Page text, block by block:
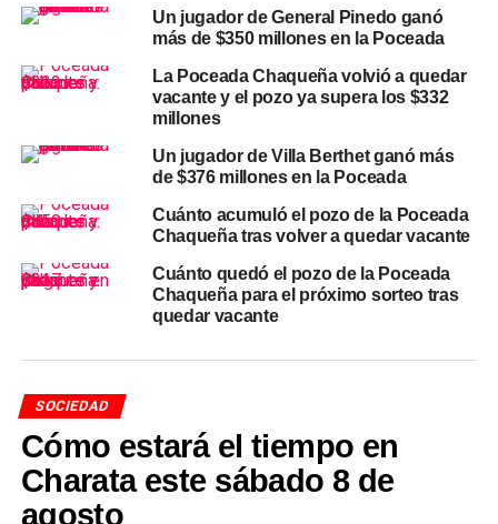
extracción. Quienes acertaron cuatro números —125 en
$347.772,94cada uno. Los 3.185
jugadores con tres aciertos recibieron$3.412,21
boleta. Y más de 33 mil apostadores que acertaron dos
números se llevaron el piso mínimo garantizado de
$1.000.
El próximo sorteo ya tiene pozo
millonario
El próximo sorteo de laQuiniela Poceada Chaqueñase
miércoles 28 de mayo
turno Nocturno de la
En Charata, la noticia corrió rápido. No todos los días
alguien de la ciudad pega un premio de más de 135
millones de pesos.
Un jugador de General Pinedo ganó
más de $350 millones en la Poceada
La Poceada Chaqueña volvió a quedar
vacante y el pozo ya supera los $332
millones
Un jugador de Villa Berthet ganó más
de $376 millones en la Poceada
Cuánto acumuló el pozo de la Poceada
Chaqueña tras volver a quedar vacante
Cuánto quedó el pozo de la Poceada
Chaqueña para el próximo sorteo tras
quedar vacante
SOCIEDAD
Cómo estará el tiempo en
Charata este sábado 8 de
agosto